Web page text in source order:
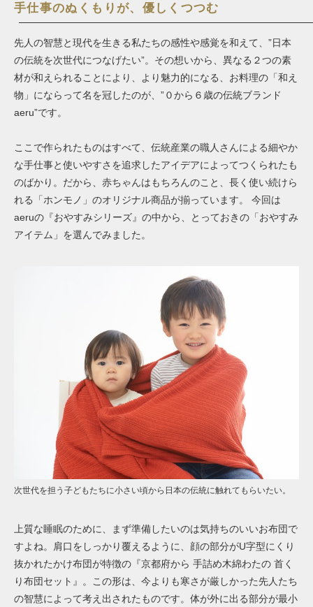
手仕事のぬくもりが、優しくつつむ
先人の智慧と現代を生きる私たちの感性や感覚を和えて、”日本
の伝統を次世代につなげたい”。その想いから、異なる２つの素
材が和えられることにより、より魅力的になる、お料理の「和え
物」にならって名を冠したのが、”０から６歳の伝統ブランド
aeru”です。
ここで作られたものはすべて、伝統産業の職人さんによる細やか
な手仕事と使いやすさを追求したアイデアによってつくられたも
のばかり。だから、赤ちゃんはもちろんのこと、長く使い続けら
れる「ホンモノ」のオリジナル商品が揃っています。 今回は
aeruの『おやすみシリーズ』の中から、とっておきの「おやすみ
アイテム」を選んでみました。
次世代を担う子どもたちに小さい頃から日本の伝統に触れてもらいたい。
上質な睡眠のために、まず準備したいのは気持ちのいいお布団で
すよね。肩口をしっかり覆えるように、顔の部分がU字型にくり
抜かれたかけ布団が特徴の『京都府から 手詰め木綿わたの 首く
り布団セット』。この形は、今よりも寒さが厳しかった先人たち
の智慧によって考え出されたものです。体が外に出る部分が最小